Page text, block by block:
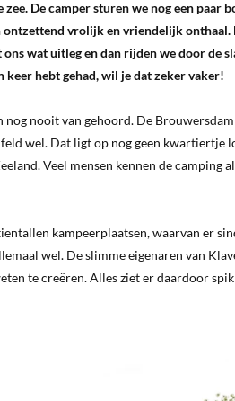
De camper sturen we nog een paar
ontzettend vrolijk en vriendelijk
wat uitleg en dan rijden we door de
hebt gehad, wil je dat zeker vaker!
nooit van gehoord. De
wel. Dat ligt op nog geen kwartiertje
Veel mensen kennen de camping
kampeerplaatsen, waarvan er
wel. De slimme eigenaren van
te creëren. Alles ziet er daardoor